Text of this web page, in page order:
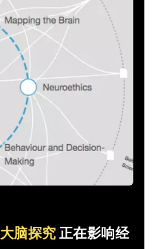
大脑探究 正在影响经